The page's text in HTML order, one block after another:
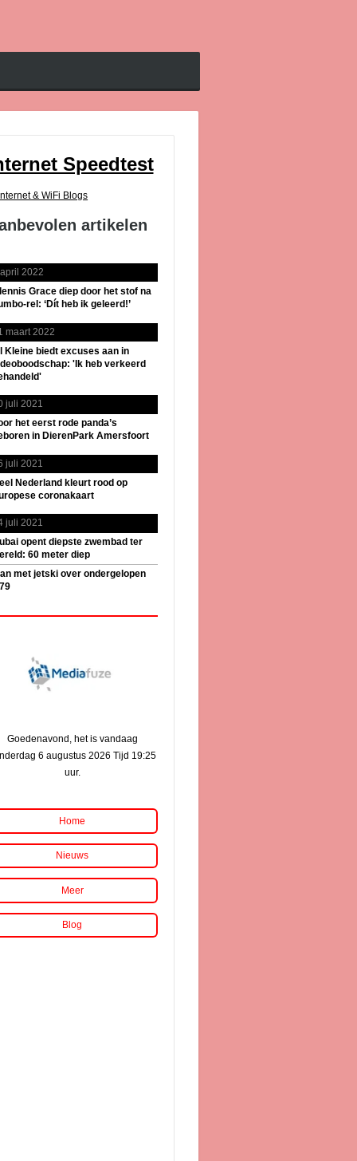
Speedtest
Internet & WiFi Blogs
artikelen
2022
Grace diep door het stof na
rel: ‘Dít heb ik geleerd!’
maart 2022
Kleine biedt excuses aan in
'Ik heb verkeerd
juli 2021
het eerst rode panda’s
in DierenPark Amersfoort
juli 2021
Nederland kleurt rood op
coronakaart
juli 2021
opent diepste zwembad ter
60 meter diep
met jetski over ondergelopen
Goedenavond, het is vandaag
6 augustus 2026 Tijd 19:25
uur.
Home
Nieuws
Meer
Blog